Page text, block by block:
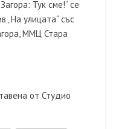
Тук сме!“ се
„На улицата“ със
ММЦ Стара
от Студио